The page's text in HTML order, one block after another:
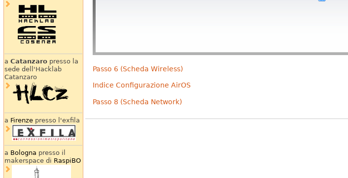
a Catanzaropresso la
sede dell'Hacklab
Catanzaro
a Firenzepresso l'exfila
a Bologna presso il
makerspace di RaspiBO
Passo 6 (Scheda Wireless)
Indice Configurazione AirOS
Passo 8 (Scheda Network)